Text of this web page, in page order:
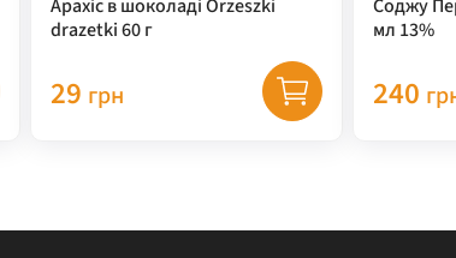
Арахіс в шоколаді Orzeszki
drazetki 60 г
29 грн
Соджу
мл 13%
240